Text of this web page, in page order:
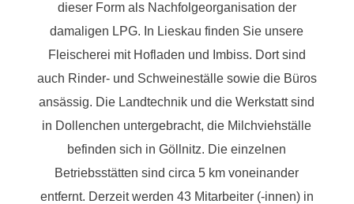
dieser Form als Nachfolgeorganisation der
damaligen LPG. In Lieskau finden Sie unsere
Fleischerei mit Hofladen und Imbiss. Dort sind
auch Rinder- und Schweineställe sowie die Büros
ansässig. Die Landtechnik und die Werkstatt sind
in Dollenchen untergebracht, die Milchviehställe
befinden sich in Göllnitz. Die einzelnen
Betriebsstätten sind circa 5 km voneinander
entfernt. Derzeit werden 43 Mitarbeiter (-innen) in